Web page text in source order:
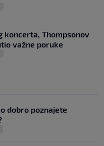
koncerta, Thompsonov
važne poruke
dobro poznajete